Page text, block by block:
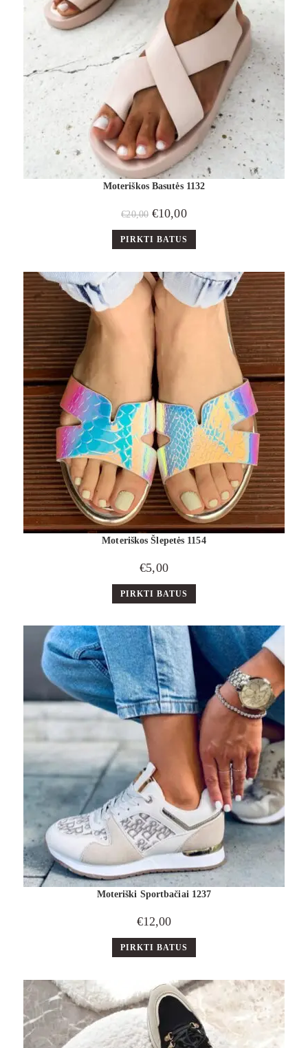
Moteriškos Basutės 1132
€20,00 €10,00
PIRKTI BATUS
Moteriškos Šlepetės 1154
€5,00
PIRKTI BATUS
Moteriški Sportbačiai 1237
€12,00
PIRKTI BATUS